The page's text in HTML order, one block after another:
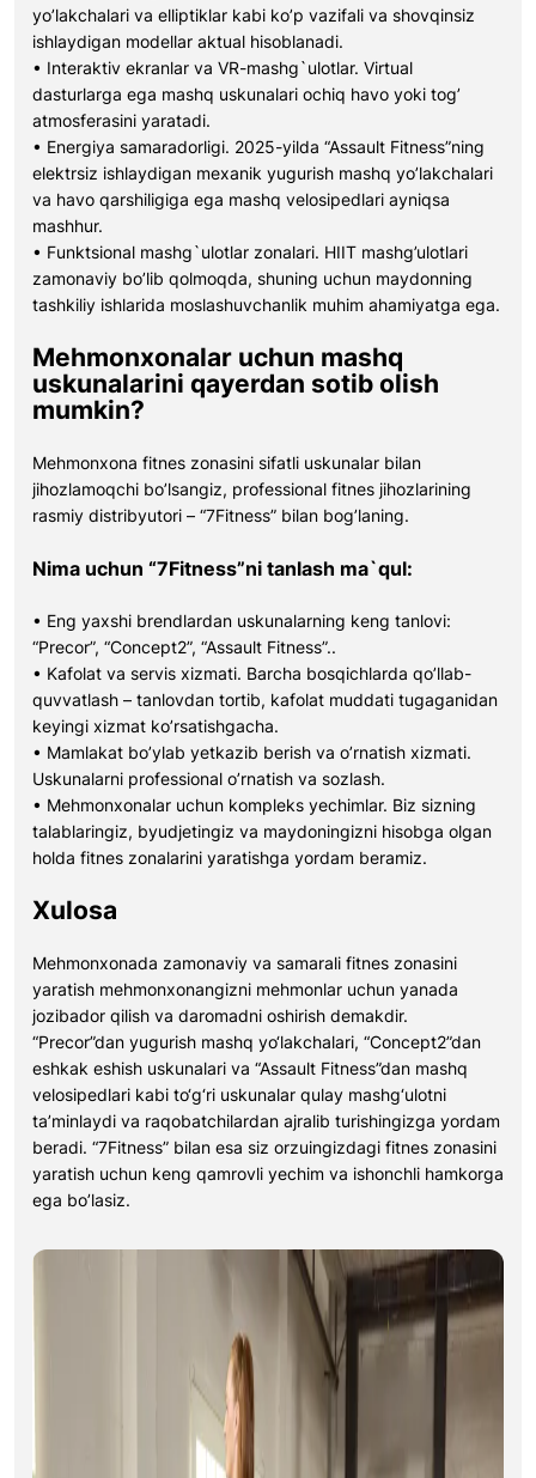
yo’lakchalari va elliptiklar kabi ko’p vazifali va shovqinsiz
ishlaydigan modellar aktual hisoblanadi.
• Interaktiv ekranlar va VR-mashg`ulotlar. Virtual
dasturlarga ega mashq uskunalari ochiq havo yoki tog’
atmosferasini yaratadi.
• Energiya samaradorligi. 2025-yilda “Assault Fitness”ning
elektrsiz ishlaydigan mexanik yugurish mashq yo’lakchalari
va havo qarshiligiga ega mashq velosipedlari ayniqsa
mashhur.
• Funktsional mashg`ulotlar zonalari. HIIT mashg’ulotlari
zamonaviy bo’lib qolmoqda, shuning uchun maydonning
tashkiliy ishlarida moslashuvchanlik muhim ahamiyatga ega.
Mehmonxonalar uchun mashq
uskunalarini qayerdan sotib olish
mumkin?
Mehmonxona fitnes zonasini sifatli uskunalar bilan
jihozlamoqchi bo’lsangiz, professional fitnes jihozlarining
rasmiy distribyutori – “7Fitness” bilan bog’laning.
Nima uchun “7Fitness”ni tanlash ma`qul:
• Eng yaxshi brendlardan uskunalarning keng tanlovi:
“Precor”, “Concept2”, “Assault Fitness”..
• Kafolat va servis xizmati. Barcha bosqichlarda qo’llab-
quvvatlash – tanlovdan tortib, kafolat muddati tugaganidan
keyingi xizmat ko’rsatishgacha.
• Mamlakat bo’ylab yetkazib berish va o’rnatish xizmati.
Uskunalarni professional o’rnatish va sozlash.
• Mehmonxonalar uchun kompleks yechimlar. Biz sizning
talablaringiz, byudjetingiz va maydoningizni hisobga olgan
holda fitnes zonalarini yaratishga yordam beramiz.
Xulosa
Mehmonxonada zamonaviy va samarali fitnes zonasini
yaratish mehmonxonangizni mehmonlar uchun yanada
jozibador qilish va daromadni oshirish demakdir.
“Precor”dan yugurish mashq yo‘lakchalari, “Concept2”dan
eshkak eshish uskunalari va “Assault Fitness”dan mashq
velosipedlari kabi to‘g‘ri uskunalar qulay mashg‘ulotni
ta’minlaydi va raqobatchilardan ajralib turishingizga yordam
beradi. “7Fitness” bilan esa siz orzuingizdagi fitnes zonasini
yaratish uchun keng qamrovli yechim va ishonchli hamkorga
ega bo’lasiz.